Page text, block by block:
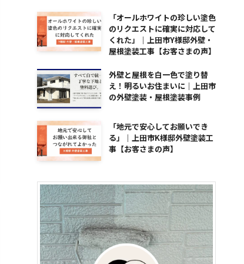
「オールホワイトの珍しい塗色
のリクエストに確実に対応して
くれた」｜上田市Y様邸外壁・
屋根塗装工事【お客さまの声】
外壁と屋根を白一色で塗り替
え！明るいお住まいに｜上田市
の外壁塗装・屋根塗装事例
「地元で安心してお願いでき
る」｜上田市K様邸外壁塗装工
事【お客さまの声】